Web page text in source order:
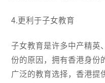
4.更利于子女教育
子女教育是许多中产精英
份的原因，拥有香港身份
广泛的教育选择，香港提